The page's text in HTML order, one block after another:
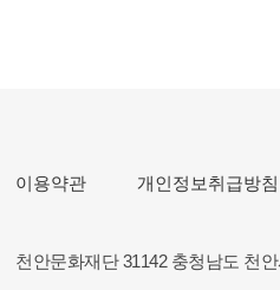
이용약관 개인정보취급방침
천안문화재단 31142 충청남도